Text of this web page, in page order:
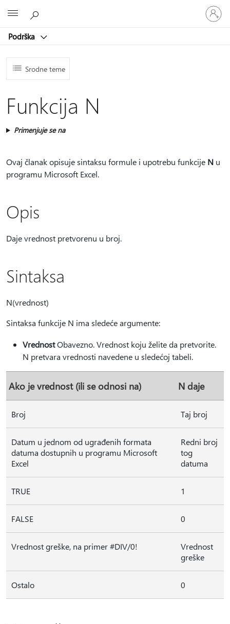
Podrška
Prijavite
se
na
Srodne teme
Funkcija N
Primenjuje se na
Ovaj članak opisuje sintaksu formule i upotrebu funkcije N u
programu Microsoft Excel.
Opis
Daje vrednost pretvorenu u broj.
Sintaksa
N(vrednost)
Sintaksa funkcije N ima sledeće argumente:
VrednostObavezno. Vrednost koju želite da pretvorite.
N pretvara vrednosti navedene u sledećoj tabeli.
Ako je vrednost (ili se odnosi na) N daje
Broj Taj broj
Datum u jednom od ugrađenih formata
datuma dostupnih u programu Microsoft
Excel
Redni broj
tog
datuma
TRUE 1
FALSE 0
Vrednost greške, na primer #DIV/0!
Vrednost
greške
Ostalo 0